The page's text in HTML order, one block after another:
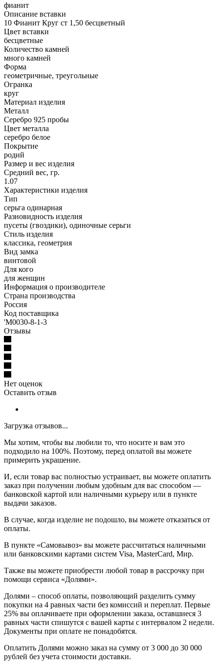
фианит
Описание вставки
10 Фианит Круг ст 1,50 бесцветный
Цвет вставки
бесцветные
Количество камней
много камней
Форма
геометричные, треугольные
Огранка
круг
Материал изделия
Металл
Серебро 925 пробы
Цвет металла
серебро белое
Покрытие
родий
Размер и вес изделия
Средний вес, гр.
1.07
Характеристики изделия
Тип
серьга одинарная
Разновидность изделия
пусеты (гвоздики), одиночные серьги
Стиль изделия
классика, геометрия
Вид замка
винтовой
Для кого
для женщин
Информация о производителе
Страна производства
Россия
Код поставщика
'М0030-8-1-3
Отзывы
Нет оценок
Оставить отзыв
Загрузка отзывов...
Мы хотим, чтобы вы любили то, что носите и вам это
подходило на 100%. Поэтому, перед оплатой вы можете
примерить украшение.
И, если товар вас полностью устраивает, вы можете оплатить
заказ при получении любым удобным для вас способом —
банковской картой или наличными курьеру или в пункте
выдачи заказов.
В случае, когда изделие не подошло, вы можете отказаться от
оплаты.
В пункте «Самовывоз» вы можете рассчитаться наличными
или банковскими картами систем Visa, MasterCard, Мир.
Также вы можете приобрести любой товар в рассрочку при
помощи сервиса «Долями».
Долями – способ оплаты, позволяющий разделить сумму
покупки на 4 равных части без комиссий и переплат. Первые
25% вы оплачиваете при оформлении заказа, оставшиеся 3
равных части спишутся с вашей карты с интервалом 2 недели.
Документы при оплате не понадобятся.
Оплатить Долями можно заказ на сумму от 3 000 до 30 000
рублей без учета стоимости доставки.